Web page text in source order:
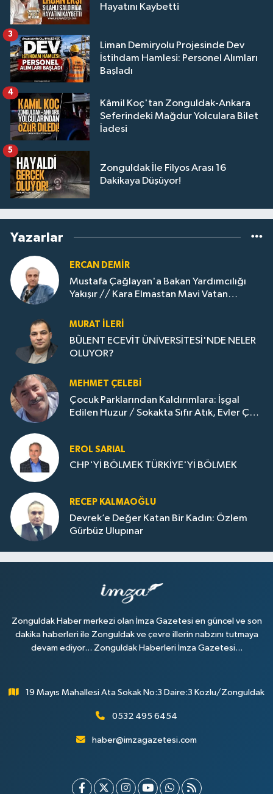
Hayatını Kaybetti
Liman Demiryolu Projesinde Dev
İstihdam Hamlesi: Personel Alımları
Başladı
3
Kâmil Koç'tan Zonguldak-Ankara
Seferindeki Mağdur Yolculara Bilet
İadesi
4
Zonguldak İle Filyos Arası 16
Dakikaya Düşüyor!
5
Yazarlar
ERCAN DEMIR
Mustafa Çağlayan'a Bakan Yardımcılığı
Yakışır // ​Kara Elmastan Mavi Vatan
MURAT İLERI
BÜLENT ECEVİT ÜNİVERSİTESİ'NDE NELER
OLUYOR?
MEHMET ÇELEBI
Çocuk Parklarından Kaldırımlara: İşgal
Edilen Huzur / Sokakta Sıfır Atık, Evler Çöp
EROL SARIAL
CHP'Yİ BÖLMEK TÜRKİYE'Yİ BÖLMEK
RECEP KALMAOĞLU
Devrek’e Değer Katan Bir Kadın: Özlem
Gürbüz Ulupınar
Zonguldak Haber merkezi olan İmza Gazetesi en güncel ve son
dakika haberleri ile Zonguldak ve çevre illerin nabzını tutmaya
devam ediyor... Zonguldak Haberleri İmza Gazetesi...
19 Mayıs Mahallesi Ata Sokak No:3 Daire:3 Kozlu/Zonguldak
0532 495 6454
haber@imzagazetesi.com